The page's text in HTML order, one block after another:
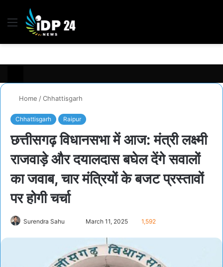
Menu
Home /Chhattisgarh
Chhattisgarh Raipur
छत्तीसगढ़ विधानसभा में आज: मंत्री लक्ष्मी
राजवाड़े और दयालदास बघेल देंगे सवालों
का जवाब, चार मंत्रियों के बजट प्रस्तावों
पर होगी चर्चा
Surendra Sahu
email
March 11, 2025 1,592